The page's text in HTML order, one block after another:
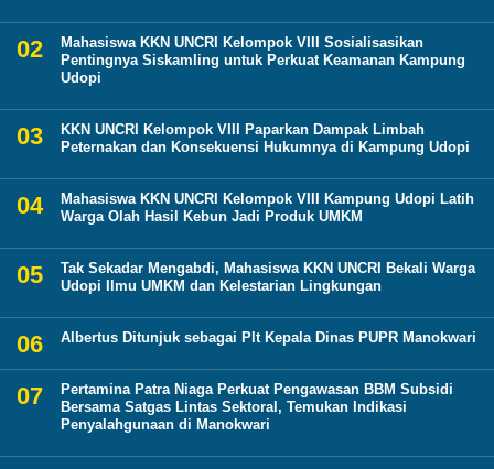
Mahasiswa KKN UNCRI Kelompok VIII Sosialisasikan
Pentingnya Siskamling untuk Perkuat Keamanan Kampung
Udopi
KKN UNCRI Kelompok VIII Paparkan Dampak Limbah
Peternakan dan Konsekuensi Hukumnya di Kampung Udopi
Mahasiswa KKN UNCRI Kelompok VIII Kampung Udopi Latih
Warga Olah Hasil Kebun Jadi Produk UMKM
Tak Sekadar Mengabdi, Mahasiswa KKN UNCRI Bekali Warga
Udopi Ilmu UMKM dan Kelestarian Lingkungan
Albertus Ditunjuk sebagai Plt Kepala Dinas PUPR Manokwari
Pertamina Patra Niaga Perkuat Pengawasan BBM Subsidi
Bersama Satgas Lintas Sektoral, Temukan Indikasi
Penyalahgunaan di Manokwari